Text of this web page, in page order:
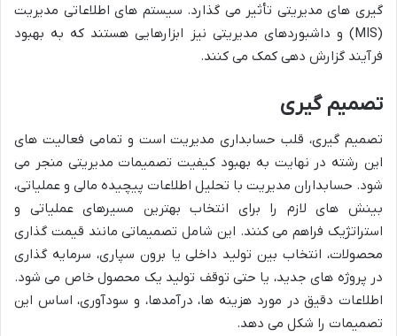
گیری های مدیریتی تأثیر می گذارد. سیستم های اطلاعاتی مدیریت
(MIS) و داشبوردهای مدیریتی نیز ابزارهایی هستند که به بهبود
فرآیند گزارش دهی کمک می کنند.
تصمیم گیری
تصمیم گیری، قلب حسابداری مدیریت است و تمامی فعالیت های
این رشته در نهایت به بهبود کیفیت تصمیمات مدیریتی منجر می
شود. حسابداران مدیریت با تحلیل اطلاعات پیچیده مالی و عملیاتی،
بینش های لازم را برای انتخاب بهترین مسیرهای عملیاتی و
استراتژیک فراهم می کنند. این شامل تصمیماتی مانند قیمت گذاری
محصولات، انتخاب بین تولید داخلی یا برون سپاری، سرمایه گذاری
در پروژه های جدید، یا حتی توقف تولید یک محصول خاص می شود.
اطلاعات دقیق در مورد هزینه ها، درآمدها، و سودآوری، اساس این
تصمیمات را شکل می دهد.